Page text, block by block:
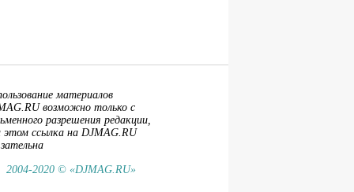
материалов
возможно только с
разрешения редакции,
этом ссылка на DJMAG.RU
2004-2020 © «DJMAG.RU»